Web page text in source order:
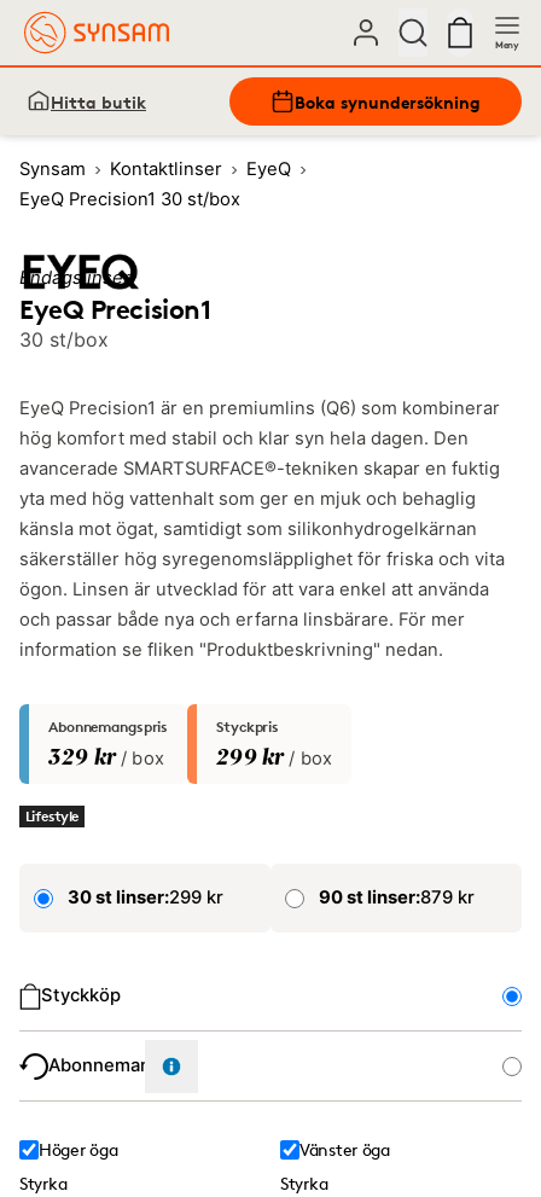
Meny
Hitta butik Boka synundersökning
Synsam Kontaktlinser
EyeQ
EyeQ Precision1 30 st/box
Endagslinser
EyeQ Precision1
30 st/box
EyeQ Precision1 är en premiumlins (Q6) som kombinerar
hög komfort med stabil och klar syn hela dagen. Den
avancerade SMARTSURFACE®-tekniken skapar en fuktig
yta med hög vattenhalt som ger en mjuk och behaglig
känsla mot ögat, samtidigt som silikonhydrogelkärnan
säkerställer hög syregenomsläpplighet för friska och vita
ögon. Linsen är utvecklad för att vara enkel att använda
och passar både nya och erfarna linsbärare. För mer
information se fliken "Produktbeskrivning" nedan.
Abonnemangspris
329 kr / box
Styckpris
299 kr / box
Lifestyle
30 st linser:299 kr 90 st linser:879 kr
Styckköp
Abonnemang
Höger öga
Styrka
Vänster öga
Styrka